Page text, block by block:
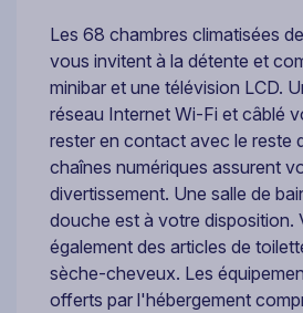
Les 68 chambres climatisées
vous invitent à la détente et
minibar et une télévision LCD.
réseau Internet Wi-Fi et câblé
rester en contact avec le reste
chaînes numériques assurent
divertissement. Une salle de
douche est à votre disposition.
également des articles de
sèche-cheveux. Les
offerts par l'hébergement